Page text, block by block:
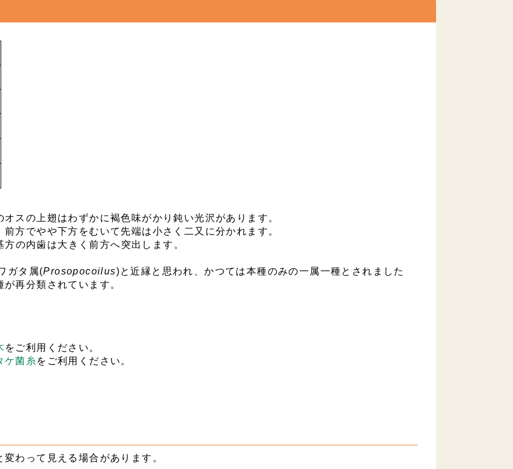
スの上翅はわずかに褐色味がかり鈍い光沢があります。
方でやや下方をむいて先端は小さく二又に分かれます。
の内歯は大きく前方へ突出します。
ガタ属(Prosopocoilus)と近縁と思われ、かつては本種のみの一属一種とされました
再分類されています。
をご利用ください。
ケ菌糸 をご利用ください。
わって見える場合があります。